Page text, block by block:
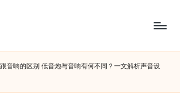
音响的区别 低音炮与音响有何不同？一文解析声音设